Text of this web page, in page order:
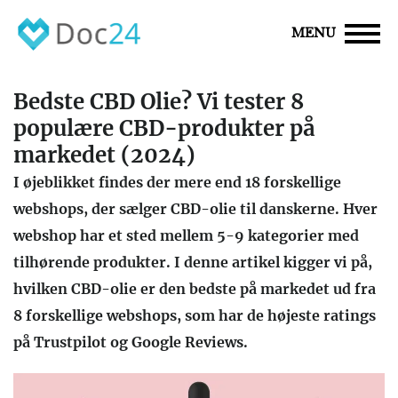
MENU
Bedste CBD Olie? Vi tester 8
populære CBD-produkter på
markedet (2024)
I øjeblikket findes der mere end 18 forskellige
webshops, der sælger CBD-olie til danskerne. Hver
webshop har et sted mellem 5-9 kategorier med
tilhørende produkter. I denne artikel kigger vi på,
hvilken CBD-olie er den bedste på markedet ud fra
8 forskellige webshops, som har de højeste ratings
på Trustpilot og Google Reviews.